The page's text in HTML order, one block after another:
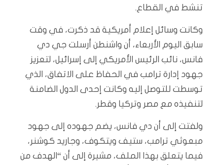
تنشط في القطاع.
وكانت وسائل إعلام أمريكية قد ذكرت، في وقت
سابق اليوم الأربعاء، أن واشنطن أرسلت جي دي
فانس، نائب الرئيس الأمريكي إلى إسرائيل، لتعزيز
جهود إدارة ترامب في الحفاظ على الاتفاق، الذي
توسطت للتوصل إليه وكانت إحدى الدول الضامنة
لتنفيذه مع مصر وتركيا وقطر.
ولفتت إلى أن دي فانس، يضم جهوده إلى جهود
مبعوثي ترامب، ستيف ويتكوف، وجاريد كوشنر،
فيما يتعلق بهذا الملف، مشيرة إلى أن “الهدف من